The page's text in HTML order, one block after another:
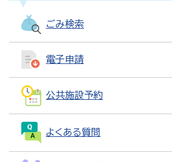
ごみ検索
電子申請
公共施設予約
よくある質問